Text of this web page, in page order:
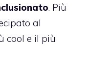
. Più
al
cool e il più